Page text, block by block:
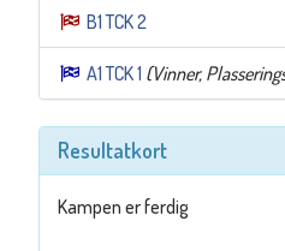
B1 TCK 2
A1 TCK 1 (Vinner,
Resultatkort
Kampen er ferdig